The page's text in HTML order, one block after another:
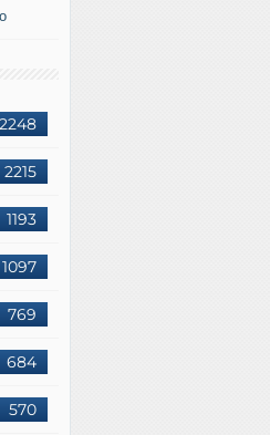
2248
2215
1193
1097
769
684
570